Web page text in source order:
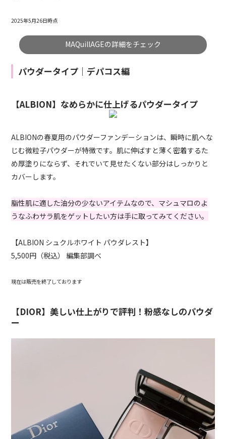
2025年5月26日時点
MAQuillAGEの詳細をチェック
パウダータイプ｜デパコス編
【ALBION】なめらかに仕上げるパウダータイプ
ALBIONの春夏用のパウダーファンデーションは、瞬時に肌へな
じむ微粒子パウダーが特徴です。肌に伸ばすと薄く密着するた
め厚塗りにならず、それでいて見せたくない部分はしっかりと
カバーします。
脂性肌に適した油分の少ないアイテムなので、マシュマロのよ
うなふわサラ肌をゲットしたい方は手に取ってみてください。
【ALBION シュクルホワイト パウダレスト】
5,500円（税込） 編集部調べ
現在は販売を終了しております
【DIOR】美しい仕上がりで評判！粉感なしのパウダ
ー